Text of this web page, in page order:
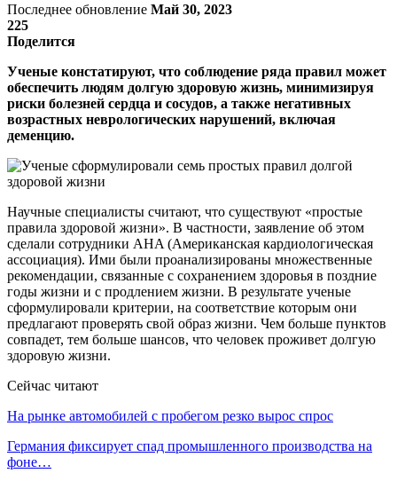
Последнее обновление Май 30, 2023
225
Поделится
Ученые констатируют, что соблюдение ряда правил может
обеспечить людям долгую здоровую жизнь, минимизируя
риски болезней сердца и сосудов, а также негативных
возрастных неврологических нарушений, включая
деменцию.
Научные специалисты считают, что существуют «простые
правила здоровой жизни». В частности, заявление об этом
сделали сотрудники AHA (Американская кардиологическая
ассоциация). Ими были проанализированы множественные
рекомендации, связанные с сохранением здоровья в поздние
годы жизни и с продлением жизни. В результате ученые
сформулировали критерии, на соответствие которым они
предлагают проверять свой образ жизни. Чем больше пунктов
совпадет, тем больше шансов, что человек проживет долгую
здоровую жизни.
Сейчас читают
На рынке автомобилей с пробегом резко вырос спрос
Германия фиксирует спад промышленного производства на
фоне…